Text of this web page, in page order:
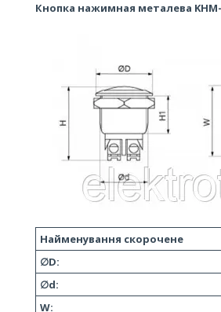
Кнопка нажимная металева
Найменування скорочене
∅D:
∅d:
W: